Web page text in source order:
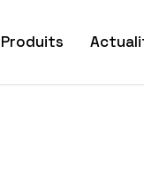
Produits